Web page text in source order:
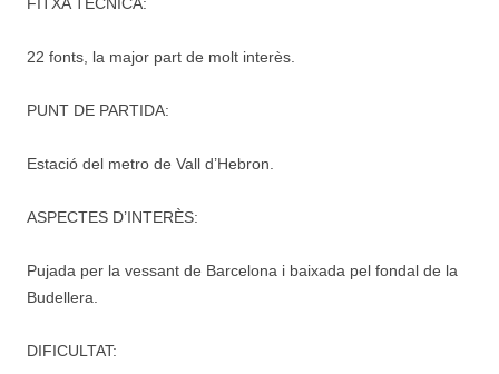
22 fonts, la major part de molt interès.
PUNT DE PARTIDA:
Estació del metro de Vall d’Hebron.
ASPECTES D’INTERÈS:
Pujada per la vessant de Barcelona i baixada pel fondal de la
Budellera.
DIFICULTAT: